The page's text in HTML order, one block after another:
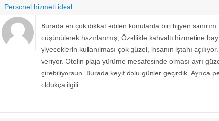
Personel hizmeti ideal
Burada en çok dikkat edilen konularda biri hijyen
düşünülerek hazırlanmış, Özellikle kahvaltı hizmetine
yiyeceklerin kullanılması çok güzel, insanın iştahı
veriyor. Otelin plaja yürüme mesafesinde olması ayrı
girebiliyorsun. Burada keyif dolu günler geçirdik. Ayrıca
oldukça ilgili.